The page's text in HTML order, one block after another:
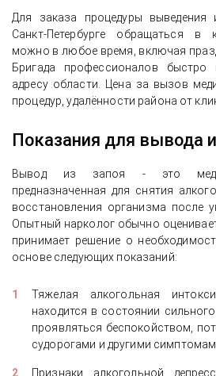
Для заказа процедуры
Санкт-Петербурге обращаться в
можно в любое время, включая
Бригада профессионалов
адресу области. Цена за вызов
процедур, удалённости района от
Показания для вывода
Вывод из запоя - это
предназначенная для снятия
восстановления организма после
Опытный нарколог обычно
принимает решение о
основе следующих показаний:
Тяжелая алкогольная
находится в состоянии
проявляться беспокойством,
судорогами и другими
Признаки алкогольной